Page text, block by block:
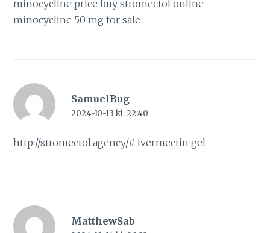
minocycline pricebuy stromectol online
minocycline 50 mg for sale
SamuelBug
2024-10-13 kl. 22:40
http://stromectol.agency/# ivermectin gel
MatthewSab